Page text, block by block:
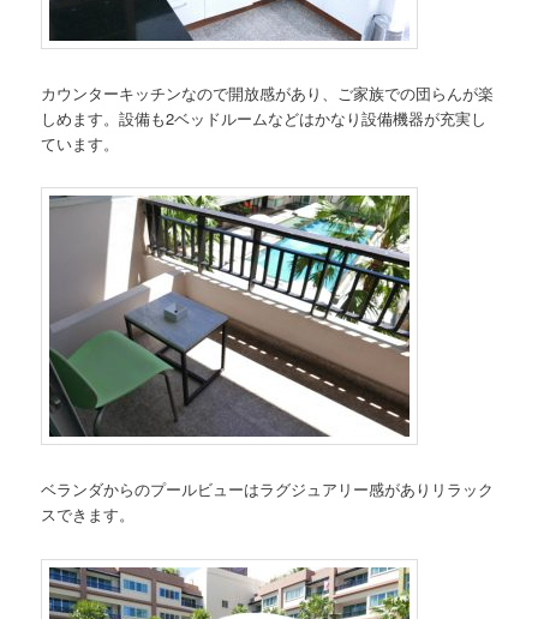
カウンターキッチンなので開放感があり、ご家族での団らんが楽
しめます。設備も2ベッドルームなどはかなり設備機器が充実し
ています。
ベランダからのプールビューはラグジュアリー感がありリラック
スできます。